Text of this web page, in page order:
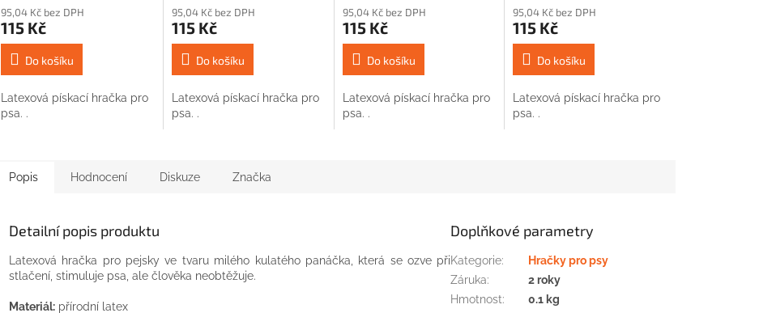
95,04 Kč bez DPH
115 Kč
Do košíku
Latexová pískací hračka pro
psa. .
95,04 Kč bez DPH
115 Kč
Do košíku
Latexová pískací hračka pro
psa. .
95,04 Kč bez DPH
115 Kč
Do košíku
Latexová pískací hračka pro
psa. .
95,04 Kč bez DPH
115 Kč
Do košíku
Latexová pískací hračka pro
psa. .
Popis Hodnocení Diskuze Značka
Detailní popis produktu
Latexová hračka pro pejsky ve tvaru milého kulatého panáčka, která se ozve při
stlačení, stimuluje psa, ale člověka neobtěžuje.
Materiál: přírodní latex
Doplňkové parametry
Kategorie:
Hračky pro psy
Záruka:
2 roky
Hmotnost:
0.1 kg